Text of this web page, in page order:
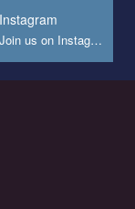
канал YouTube
Instagram
Join us on Instagram